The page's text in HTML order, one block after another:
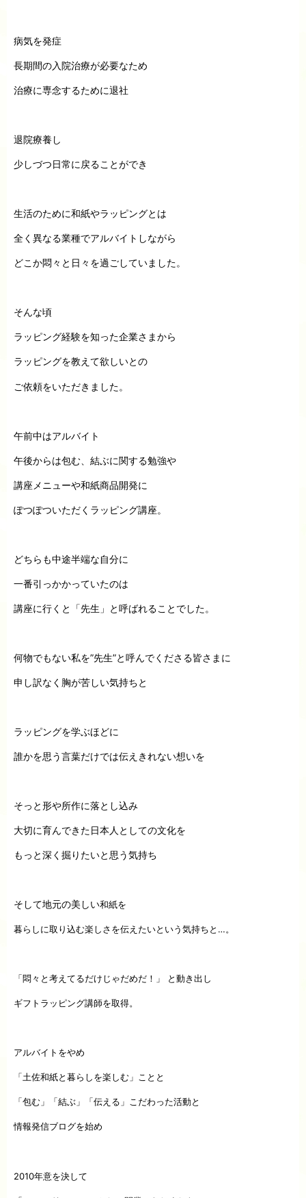
病気を発症
長期間の入院治療が必要なため
治療に専念するために退社
退院療養し
少しづつ日常に戻ることができ
生活のために和紙やラッピングとは
全く異なる業種でアルバイトしながら
どこか悶々と日々を過ごしていました。
そんな頃
ラッピング経験を知った企業さまから
ラッピングを教えて欲しいとの
ご依頼をいただきました。
午前中はアルバイト
午後からは包む、結ぶに関する勉強や
講座メニューや和紙商品開発に
ぽつぽついただくラッピング講座。
どちらも中途半端な自分に
一番引っかかっていたのは
講座に行くと「先生」と呼ばれることでした。
何物でもない私を”先生”と呼んでくださる皆さまに
申し訳なく胸が苦しい気持ちと
ラッピングを学ぶほどに
誰かを思う言葉だけでは伝えきれない想いを
そっと形や所作に落とし込み
大切に育んできた日本人としての文化を
もっと深く掘りたいと思う気持ち
そして地元の美しい和紙を
暮らしに取り込む楽しさを伝えたいという気持ちと…。
「悶々と考えてるだけじゃだめだ！」 と動き出し
ギフトラッピング講師を取得。
アルバイトをやめ
「土佐和紙と暮らしを楽しむ」ことと
「包む」「結ぶ」「伝える」こだわった活動と
情報発信ブログを始め
2010年意を決して